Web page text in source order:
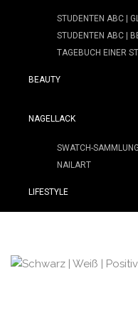
STUDENTEN ABC |
STUDENTEN ABC |
TAGEBUCH EINER
BEAUTY
NAGELLACK
SWATCH-SAMMLUNG
NAILART
LIFESTYLE